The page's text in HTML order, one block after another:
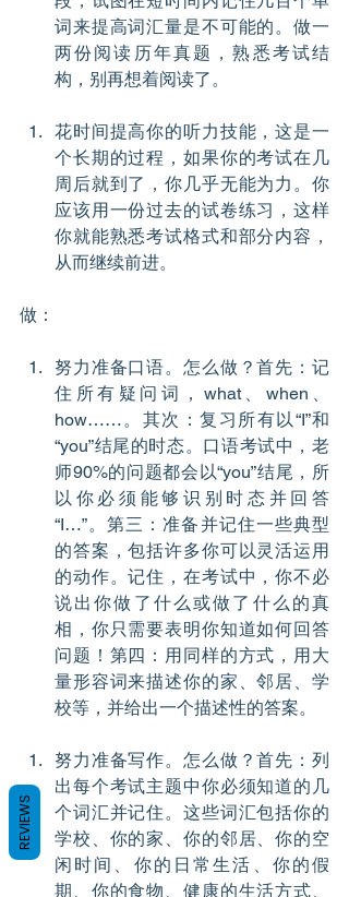
词来提高词汇量是不可能的。做一
两份阅读历年真题，熟悉考试结
构，别再想着阅读了。
花时间提高你的听力技能，这是一
个长期的过程，如果你的考试在几
周后就到了，你几乎无能为力。你
应该用一份过去的试卷练习，这样
你就能熟悉考试格式和部分内容，
从而继续前进。
做：
努力准备口语。怎么做？首先：记
住所有疑问词，what、when、
how……。其次：复习所有以“I”和
“you”结尾的时态。口语考试中，老
师90%的问题都会以“you”结尾，所
以你必须能够识别时态并回答
“I…”。第三：准备并记住一些典型
的答案，包括许多你可以灵活运用
的动作。记住，在考试中，你不必
说出你做了什么或做了什么的真
相，你只需要表明你知道如何回答
问题！第四：用同样的方式，用大
量形容词来描述你的家、邻居、学
校等，并给出一个描述性的答案。
努力准备写作。怎么做？首先：列
出每个考试主题中你必须知道的几
个词汇并记住。这些词汇包括你的
学校、你的家、你的邻居、你的空
闲时间、你的日常生活、你的假
期、你的食物、健康的生活方式、
REVIEWS